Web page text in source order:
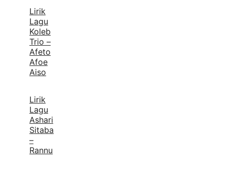
Lirik
Lagu
Koleb
Trio –
Afeto
Afoe
Aiso
Lirik
Lagu
Ashari
Sitaba
–
Rannu